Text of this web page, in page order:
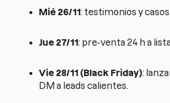
Mié 26/11: testimonios y
Jue 27/11: pre-venta 24 h a
Vie 28/11 (Black Friday):
DM a leads calientes.